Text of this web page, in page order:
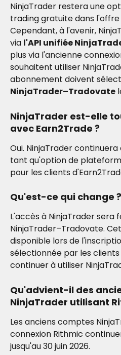
NinjaTrader restera une
trading gratuite dans l'offre
Cependant, à l'avenir,
via l'API unifiée
plus via l'ancienne
souhaitent utiliser
abonnement doivent
NinjaTrader–Tradovate
NinjaTrader est-elle
avec Earn2Trade ?
Oui. NinjaTrader
tant qu'option de
pour les clients
Qu'est-ce qui change ?
L'accès à NinjaTrader sera
NinjaTrader–Tradovate.
disponible lors de
sélectionnée par les
continuer à utiliser
Qu'advient-il des
NinjaTrader utilisant
Les anciens comptes
connexion Rithmic
jusqu'au 30 juin 2026.